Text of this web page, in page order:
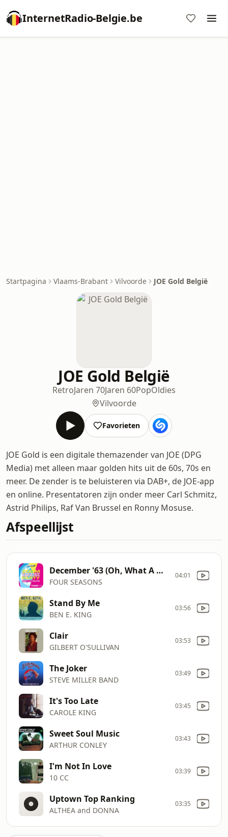
InternetRadio-Belgie.be
Startpagina Vlaams-Brabant Vilvoorde JOE Gold België
JOE Gold België
RetroJaren 70Jaren 60PopOldies
Vilvoorde
Favorieten
JOE Gold is een digitale themazender van JOE (DPG
Media) met alleen maar golden hits uit de 60s, 70s en
meer. De zender is te beluisteren via DAB+, de JOE-app
en online. Presentatoren zijn onder meer Carl Schmitz,
Astrid Philips, Raf Van Brussel en Ronny Mosuse.
Afspeellijst
December '63 (Oh, What A Night)
FOUR SEASONS
04:01
Stand By Me
BEN E. KING
03:56
Clair
GILBERT O'SULLIVAN
03:53
The Joker
STEVE MILLER BAND
03:49
It's Too Late
CAROLE KING
03:45
Sweet Soul Music
ARTHUR CONLEY
03:43
I'm Not In Love
10 CC
03:39
Uptown Top Ranking
ALTHEA and DONNA
03:35